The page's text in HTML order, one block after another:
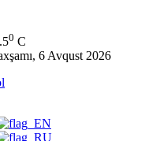
0 C
6 Avqust 2026